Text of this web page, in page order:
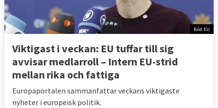
Bild: EU
Viktigast i veckan: EU tuffar till sig
avvisar medlarroll – Intern EU-strid
mellan rika och fattiga
Europaportalen sammanfattar veckans viktigaste
nyheter i europeisk politik.